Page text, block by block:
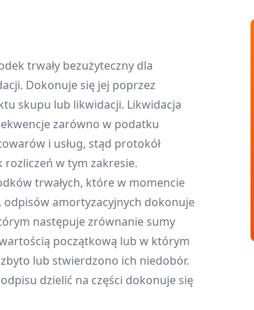
trwały bezużyteczny dla
Dokonuje się jej poprzez
skupu lub likwidacji. Likwidacja
zarówno w podatku
i usług, stąd protokół
w tym zakresie.
trwałych, które w momencie
odpisów amortyzacyjnych dokonuje
następuje zrównanie sumy
początkową lub w którym
lub stwierdzono ich niedobór.
dzielić na części dokonuje się